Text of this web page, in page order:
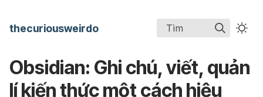
thecuriousweirdo Tìm
Obsidian: Ghi chú, viết, quản
lí kiến thức một cách hiệu